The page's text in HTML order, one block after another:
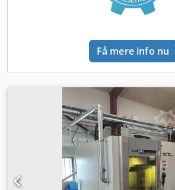
Få mere info nu